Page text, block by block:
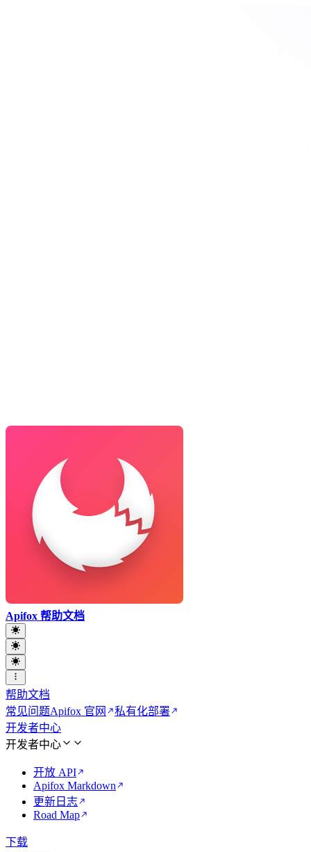
Apifox 帮助文档
帮助文档
常见问题Apifox 官网
私有化部署
开发者中心
开发者中心
开放 API
Apifox Markdown
更新日志
Road Map
下载